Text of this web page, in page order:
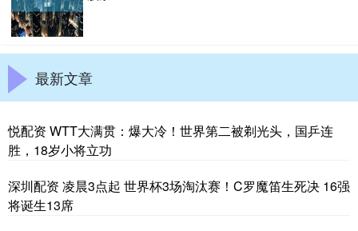
最新文章
悦配资 WTT大满贯：爆大冷！世界第二被剃光头，国乒连
胜，18岁小将立功
深圳配资 凌晨3点起 世界杯3场淘汰赛！C罗魔笛生死决 16强
将诞生13席